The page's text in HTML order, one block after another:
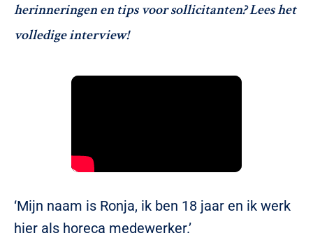
herinneringen en tips voor sollicitanten? Lees het
volledige interview!
‘Mijn naam is Ronja, ik ben 18 jaar en ik werk
hier als horeca medewerker.’